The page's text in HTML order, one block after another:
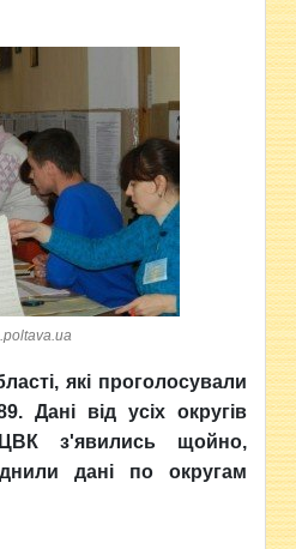
які проголосували
Дані від усіх округів
з'явились щойно,
дані по округам